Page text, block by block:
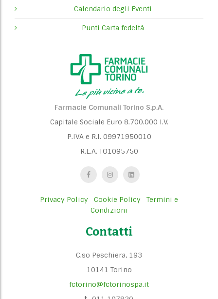
Calendario degli Eventi
Punti Carta fedeltà
Farmacie Comunali Torino S.p.A.
Capitale Sociale Euro 8.700.000 I.V.
P.IVA e R.I. 09971950010
R.E.A. TO1095750
Privacy Policy Cookie Policy
Termini e
Condizioni
Contatti
C.so Peschiera, 193
10141 Torino
fctorino@fctorinospa.it